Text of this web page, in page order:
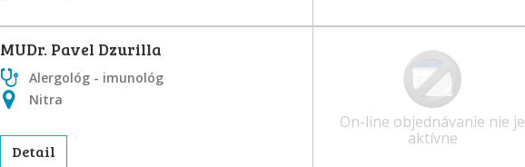
MUDr. Pavel Dzurilla
Alergológ - imunológ
Nitra
Detail
On-line objednávanie nie je
aktívne